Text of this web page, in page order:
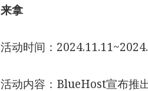
来拿
活动时间：
活动内容：BlueHost宣布推